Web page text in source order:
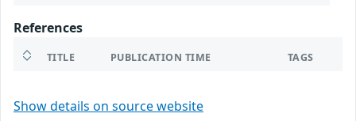
References
TITLE PUBLICATION TIME TAGS
Show details on source website